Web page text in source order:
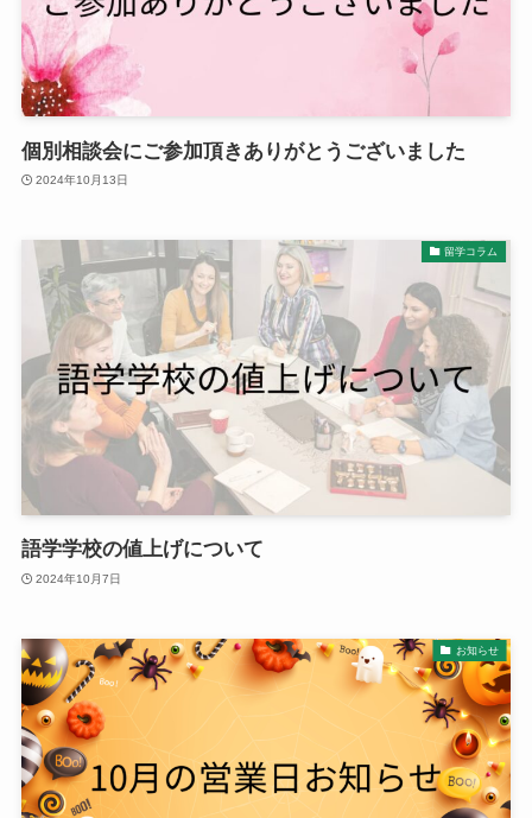
個別相談会にご参加頂きありがとうございました
2024年10月13日
留学コラム
語学学校の値上げについて
2024年10月7日
お知らせ